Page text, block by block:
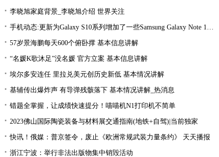
李晓旭家庭背景_李晓旭介绍 世界关注
手机动态:更新为Galaxy S10系列增加了一些Samsung Galaxy Note 10功能|环球消息
57岁景海鹏每天600个俯卧撑 基本信息讲解
“名媛K歌沐足”没名媛 官方立案 基本信息讲解
埃尔多安连任 里拉兑美元创历史新低 基本情况讲解
基辅传出爆炸声 有导弹残骸落下 基本情况讲解_热消息
错题全掌握，让成绩快速提分！喵喵机N1打印机不简单
2023佛山国际陶瓷装备与材料展交通指南(地铁+自驾)|当前独家
快讯！俄媒：普京签令，废止《欧洲常规武装力量条约》 天天播报
浙江宁波：举行非法出版物集中销毁活动